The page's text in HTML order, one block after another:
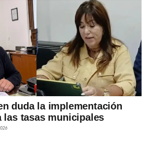
duda la implementación
las tasas municipales